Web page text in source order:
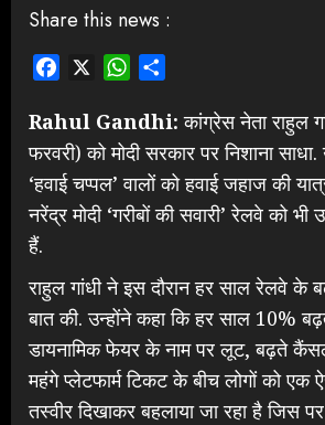
Share this news :
Facebook WhatsApp
Rahul Gandhi:कांग्रेस नेता राहुल
फरवरी) को मोदी सरकार पर निशाना
‘हवाई चप्पल’ वालों को हवाई जहाज की
नरेंद्र मोदी ‘गरीबों की सवारी’ रेलवे को
हैं.
राहुल गांधी ने इस दौरान हर साल रेलवे के
बात की. उन्होंने कहा कि हर साल 10%
डायनामिक फेयर के नाम पर लूट, बढ़ते
महंगे प्लेटफार्म टिकट के बीच लोगों को एक
तस्वीर दिखाकर बहलाया जा रहा है जिस